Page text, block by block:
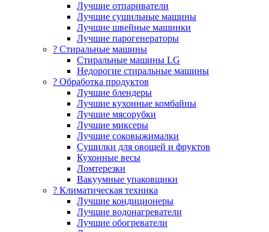
Лучшие отпариватели
Лучшие сушильные машины
Лучшие швейные машинки
Лучшие парогенераторы
? Стиральные машины
Стиральные машины LG
Недорогие стиральные машины
? Обработка продуктов
Лучшие блендеры
Лучшие кухонные комбайны
Лучшие мясорубки
Лучшие миксеры
Лучшие соковыжималки
Сушилки для овощей и фруктов
Кухонные весы
Ломтерезки
Вакуумные упаковщики
?️ Климатическая техника
Лучшие кондиционеры
Лучшие водонагреватели
Лучшие обогреватели